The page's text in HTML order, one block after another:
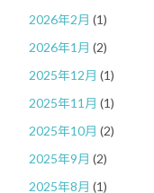
2026年2月 (1)
2026年1月 (2)
2025年12月 (1)
2025年11月 (1)
2025年10月 (2)
2025年9月 (2)
2025年8月 (1)